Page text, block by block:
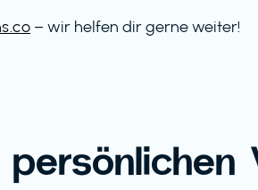
– wir helfen dir gerne weiter!